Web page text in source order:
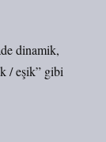
dinamik,
/ eşik” gibi